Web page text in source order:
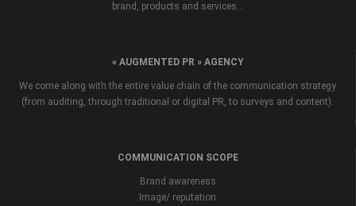
brand, products and services...
« AUGMENTED PR » AGENCY
We come along with the entire value chain of the communication strategy
(from auditing, through traditional or digital PR, to surveys and content).
COMMUNICATION SCOPE
Brand awareness
Image/ reputation